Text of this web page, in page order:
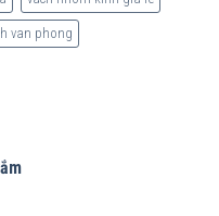
van phong